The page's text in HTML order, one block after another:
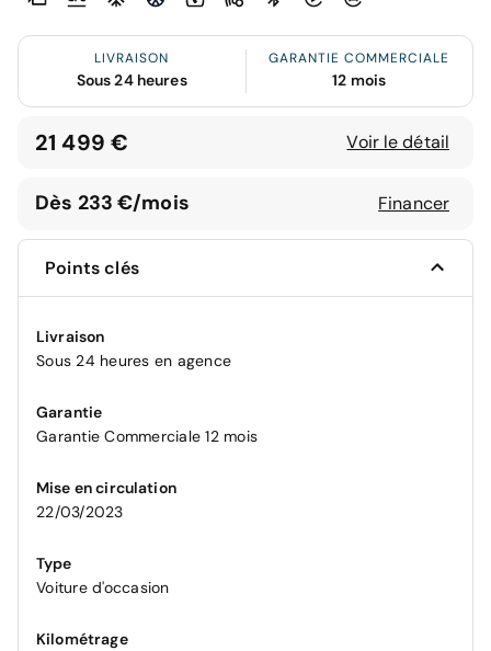
LIVRAISON
Sous 24 heures
GARANTIE COMMERCIALE
12 mois
21 499 € Voir le détail
Dès 233 €/mois Financer
Points clés
Livraison
Sous 24 heures en agence
Garantie
Garantie Commerciale 12 mois
Mise en circulation
22/03/2023
Type
Voiture d'occasion
Kilométrage